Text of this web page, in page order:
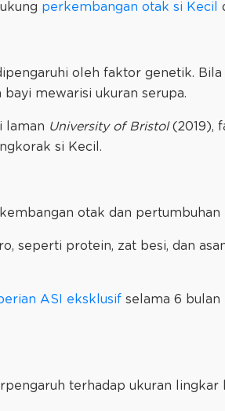
perkembangan otak si Kecil
oleh faktor genetik.
mewarisi ukuran serupa.
laman University of Bristol(2019),
si Kecil.
otak dan pertumbuhan
seperti protein, zat besi, dan
ASI eksklusif selama 6 bulan
terhadap ukuran lingkar